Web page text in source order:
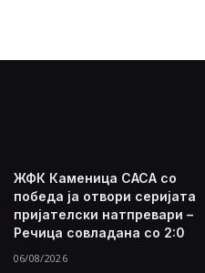
ЖФК Каменица САСА со
победа ја отвори серијата
пријателски натпревари –
Речица совладана со 2:0
06/08/2026